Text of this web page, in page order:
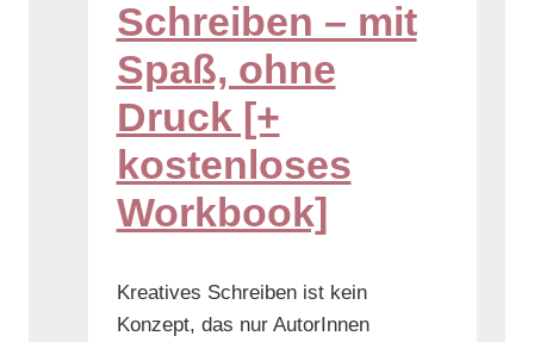
Schreiben – mit
Spaß, ohne
Druck [+
kostenloses
Workbook]
Kreatives Schreiben ist kein
Konzept, das nur AutorInnen